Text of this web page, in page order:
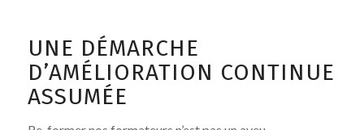
UNE DÉMARCHE
D’AMÉLIORATION CONTINUE
ASSUMÉE